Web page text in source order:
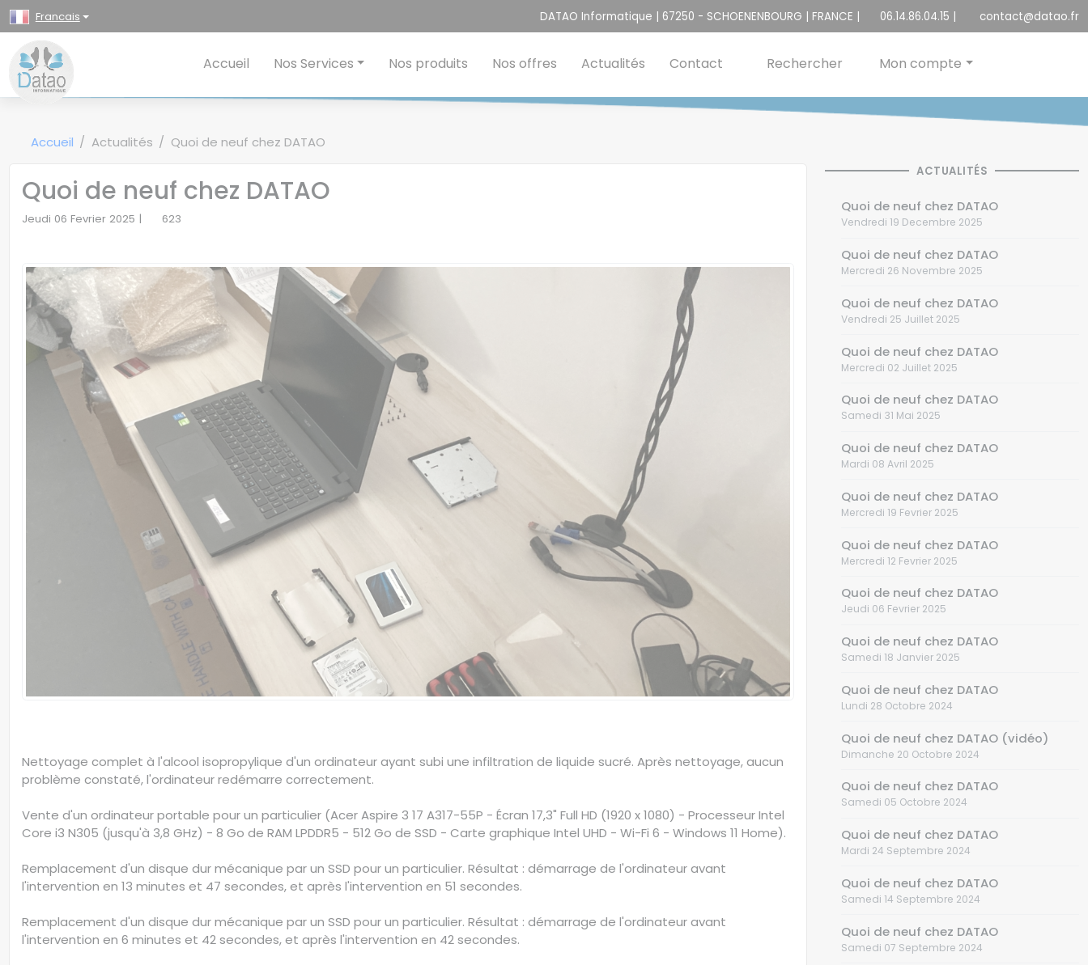
Francais DATAO Informatique | 67250 - SCHOENENBOURG | FRANCE | 06.14.86.04.15 | contact@datao.fr
Accueil Nos Services Nos produits Nos offres Actualités Contact Rechercher Mon compte
Accueil Actualités Quoi de neuf chez DATAO
Quoi de neuf chez DATAO
Jeudi 06 Fevrier 2025 | 623
Nettoyage complet à l'alcool isopropylique d'un ordinateur ayant subi une infiltration de liquide sucré. Après nettoyage, aucun
problème constaté, l'ordinateur redémarre correctement.
Vente d'un ordinateur portable pour un particulier (Acer Aspire 3 17 A317-55P - Écran 17,3" Full HD (1920 x 1080) - Processeur Intel
Core i3 N305 (jusqu'à 3,8 GHz) - 8 Go de RAM LPDDR5 - 512 Go de SSD - Carte graphique Intel UHD - Wi-Fi 6 - Windows 11 Home).
Remplacement d'un disque dur mécanique par un SSD pour un particulier. Résultat : démarrage de l'ordinateur avant
l'intervention en 13 minutes et 47 secondes, et après l'intervention en 51 secondes.
Remplacement d'un disque dur mécanique par un SSD pour un particulier. Résultat : démarrage de l'ordinateur avant
l'intervention en 6 minutes et 42 secondes, et après l'intervention en 42 secondes.
ACTUALITÉS
Quoi de neuf chez DATAO
Vendredi 19 Decembre 2025
Quoi de neuf chez DATAO
Mercredi 26 Novembre 2025
Quoi de neuf chez DATAO
Vendredi 25 Juillet 2025
Quoi de neuf chez DATAO
Mercredi 02 Juillet 2025
Quoi de neuf chez DATAO
Samedi 31 Mai 2025
Quoi de neuf chez DATAO
Mardi 08 Avril 2025
Quoi de neuf chez DATAO
Mercredi 19 Fevrier 2025
Quoi de neuf chez DATAO
Mercredi 12 Fevrier 2025
Quoi de neuf chez DATAO
Jeudi 06 Fevrier 2025
Quoi de neuf chez DATAO
Samedi 18 Janvier 2025
Quoi de neuf chez DATAO
Lundi 28 Octobre 2024
Quoi de neuf chez DATAO (vidéo)
Dimanche 20 Octobre 2024
Quoi de neuf chez DATAO
Samedi 05 Octobre 2024
Quoi de neuf chez DATAO
Mardi 24 Septembre 2024
Quoi de neuf chez DATAO
Samedi 14 Septembre 2024
Quoi de neuf chez DATAO
Samedi 07 Septembre 2024
Panneau de gestion des cookies